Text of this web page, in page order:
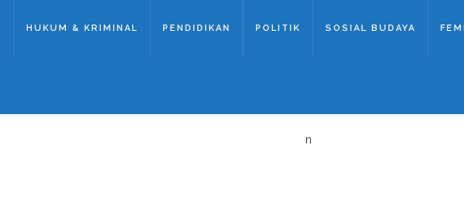
HUKUM & KRIMINAL PENDIDIKAN POLITIK SOSIAL BUDAYA
n